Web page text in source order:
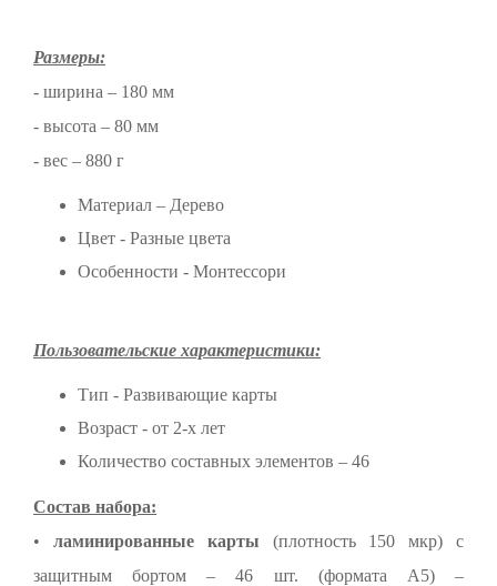
Размеры:
- ширина – 180 мм
- высота – 80 мм
- вес – 880 г
Материал – Дерево
Цвет - Разные цвета
Особенности - Монтессори
Пользовательские характеристики:
Тип - Развивающие карты
Возраст - от 2-х лет
Количество составных элементов – 46
Состав набора:
• ламинированные карты (плотность 150 мкр) с
защитным бортом – 46 шт. (формата А5) –